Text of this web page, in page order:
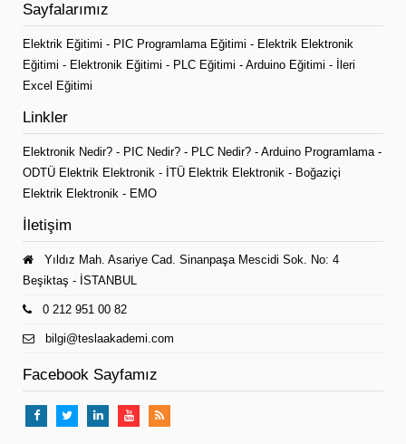
Sayfalarımız
Elektrik Eğitimi - PIC Programlama Eğitimi - Elektrik Elektronik
Eğitimi - Elektronik Eğitimi - PLC Eğitimi - Arduino Eğitimi -
İleri
Excel Eğitimi
Linkler
Elektronik Nedir? - PIC Nedir? - PLC Nedir? - Arduino Programlama-
ODTÜ Elektrik Elektronik - İTÜ Elektrik Elektronik - Boğaziçi
Elektrik Elektronik - EMO
İletişim
Yıldız Mah. Asariye Cad. Sinanpaşa Mescidi Sok. No: 4
Beşiktaş - İSTANBUL
0 212 951 00 82
bilgi@teslaakademi.com
Facebook Sayfamız